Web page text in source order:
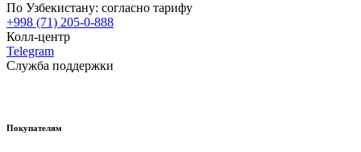
По Узбекистану: согласно тарифу
+998 (71) 205-0-888
Колл-центр
Telegram
Служба поддержки
Покупателям